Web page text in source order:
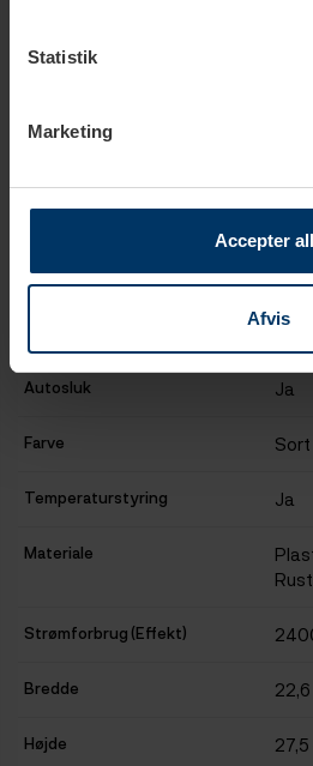
Statistik
Marketing
Accepter
Afvis
1,7 L
Autosluk Ja
Farve Sort
Temperaturstyring Ja
Materiale
Strømforbrug (Effekt)
Bredde
Højde